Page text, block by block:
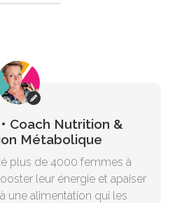
Coach Nutrition &
Métabolique
plus de 4000 femmes à
leur énergie et apaiser
une alimentation qui les